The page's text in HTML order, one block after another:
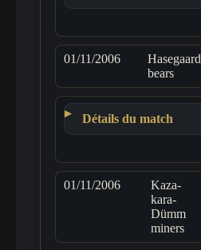
01/11/2006
Hasegaard
bears
Détails du match
01/11/2006
Kaza-
kara-
Dümm
miners